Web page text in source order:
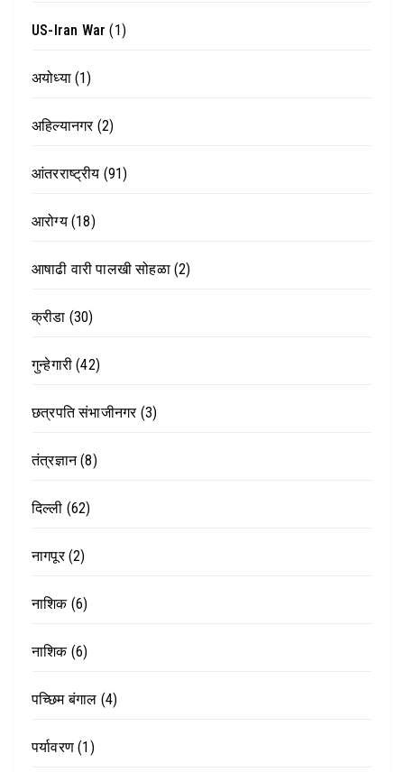
US-Iran War (1)
अयोध्या(1)
अहिल्यानगर(2)
आंतरराष्ट्रीय (91)
आरोग्य(18)
आषाढी वारी पालखी सोहळा(2)
क्रीडा (30)
गुन्हेगारी (42)
छत्रपति संभाजीनगर(3)
तंत्रज्ञान(8)
दिल्ली (62)
नागपूर(2)
नाशिक(6)
नाशिक(6)
पच्छिम बंगाल (4)
पर्यावरण (1)